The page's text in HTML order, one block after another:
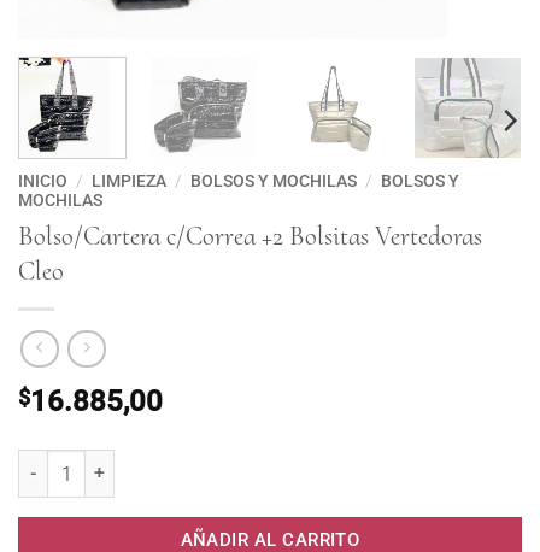
INICIO / LIMPIEZA / BOLSOS Y MOCHILAS / BOLSOS Y
MOCHILAS
Bolso/Cartera c/Correa +2 Bolsitas Vertedoras
Cleo
$16.885,00
AÑADIR AL CARRITO